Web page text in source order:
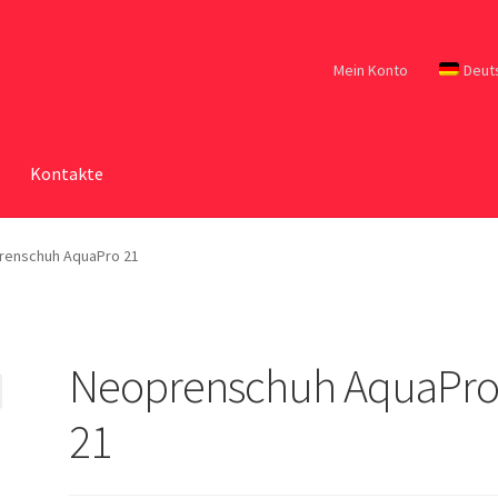
Mein Konto
Kontakte
AquaPro 21
Neoprenschuh AquaPro
21